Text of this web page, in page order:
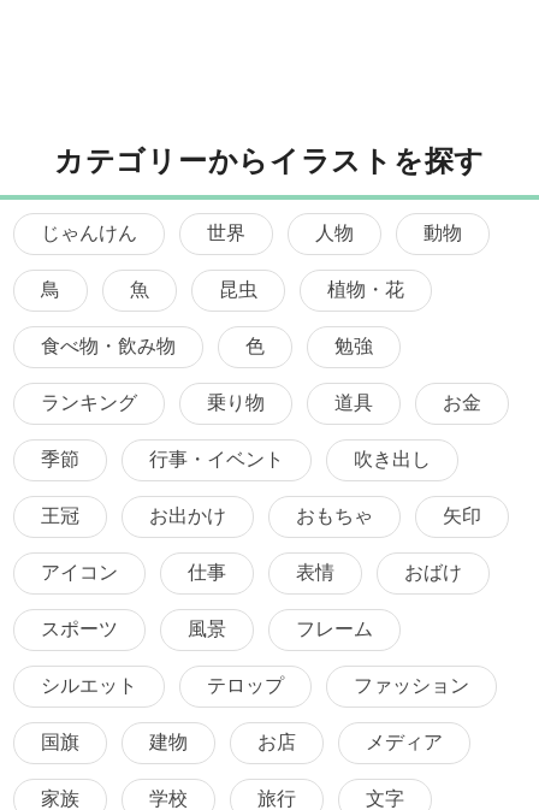
カテゴリーからイラストを探す
じゃんけん 世界 人物 動物
鳥 魚 昆虫 植物・花
食べ物・飲み物 色 勉強
ランキング 乗り物 道具 お金
季節 行事・イベント 吹き出し
王冠 お出かけ おもちゃ 矢印
アイコン 仕事 表情 おばけ
スポーツ 風景 フレーム
シルエット テロップ ファッション
国旗 建物 お店 メディア
家族 学校 旅行 文字